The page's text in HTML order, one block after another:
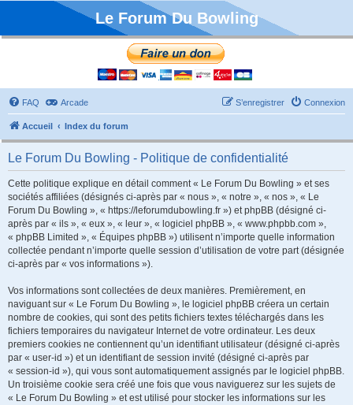
Le Forum Du Bowling
FAQ Arcade Connexion
S’enregistrer
Accueil Index du forum
Le Forum Du Bowling - Politique de confidentialité
Cette politique explique en détail comment « Le Forum Du Bowling » et ses
sociétés affiliées (désignés ci-après par « nous », « notre », « nos », « Le
Forum Du Bowling », « https://leforumdubowling.fr ») et phpBB (désigné ci-
après par « ils », « eux », « leur », « logiciel phpBB », « www.phpbb.com »,
« phpBB Limited », « Équipes phpBB ») utilisent n’importe quelle information
collectée pendant n’importe quelle session d’utilisation de votre part (désignée
ci-après par « vos informations »).
Vos informations sont collectées de deux manières. Premièrement, en
naviguant sur « Le Forum Du Bowling », le logiciel phpBB créera un certain
nombre de cookies, qui sont des petits fichiers textes téléchargés dans les
fichiers temporaires du navigateur Internet de votre ordinateur. Les deux
premiers cookies ne contiennent qu’un identifiant utilisateur (désigné ci-après
par « user-id ») et un identifiant de session invité (désigné ci-après par
« session-id »), qui vous sont automatiquement assignés par le logiciel phpBB.
Un troisième cookie sera créé une fois que vous naviguerez sur les sujets de
« Le Forum Du Bowling » et est utilisé pour stocker les informations sur les